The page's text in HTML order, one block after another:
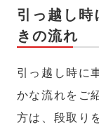
引っ越し時
きの流れ
引っ越し時に
かな流れをご
方は、段取り